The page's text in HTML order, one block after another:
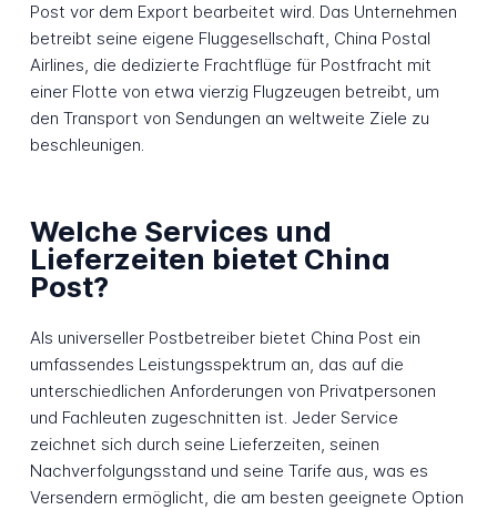
Post vor dem Export bearbeitet wird. Das Unternehmen
betreibt seine eigene Fluggesellschaft, China Postal
Airlines, die dedizierte Frachtflüge für Postfracht mit
einer Flotte von etwa vierzig Flugzeugen betreibt, um
den Transport von Sendungen an weltweite Ziele zu
beschleunigen.
Welche Services und
Lieferzeiten bietet China
Post?
Als universeller Postbetreiber bietet China Post ein
umfassendes Leistungsspektrum an, das auf die
unterschiedlichen Anforderungen von Privatpersonen
und Fachleuten zugeschnitten ist. Jeder Service
zeichnet sich durch seine Lieferzeiten, seinen
Nachverfolgungsstand und seine Tarife aus, was es
Versendern ermöglicht, die am besten geeignete Option